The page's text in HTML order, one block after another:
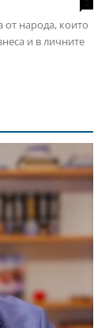
народа, които
и в личните